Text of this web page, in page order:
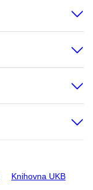
Knihovna UKB